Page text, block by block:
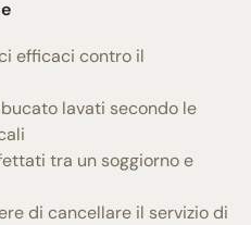
efficaci contro il
lavati secondo le
tra un soggiorno e
di cancellare il servizio di